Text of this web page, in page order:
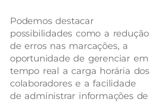
Podemos destacar
possibilidades como a redução
de erros nas marcações, a
oportunidade de gerenciar em
tempo real a carga horária dos
colaboradores e a facilidade
de administrar informações de